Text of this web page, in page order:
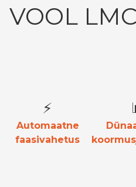
VOOL LMC
⚡
Automaatne
faasivahetus